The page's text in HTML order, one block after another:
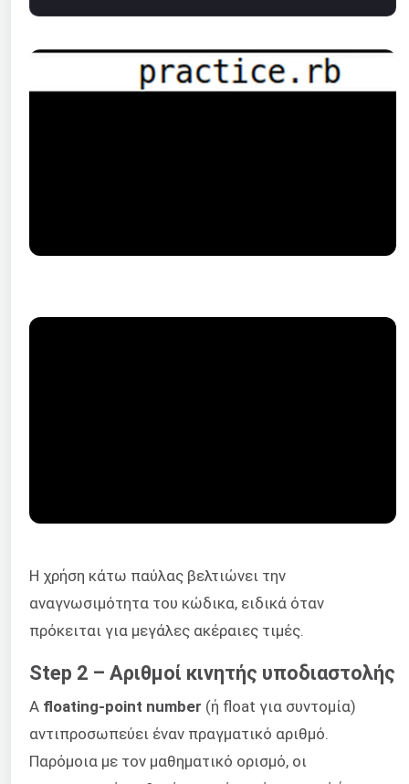
Η χρήση κάτω παύλας βελτιώνει την
αναγνωσιμότητα του κώδικα, ειδικά όταν
πρόκειται για μεγάλες ακέραιες τιμές.
Step 2 – Αριθμοί κινητής υποδιαστολής
A floating-point number (ή float για συντομία)
αντιπροσωπεύει έναν πραγματικό αριθμό.
Παρόμοια με τον μαθηματικό ορισμό, οι